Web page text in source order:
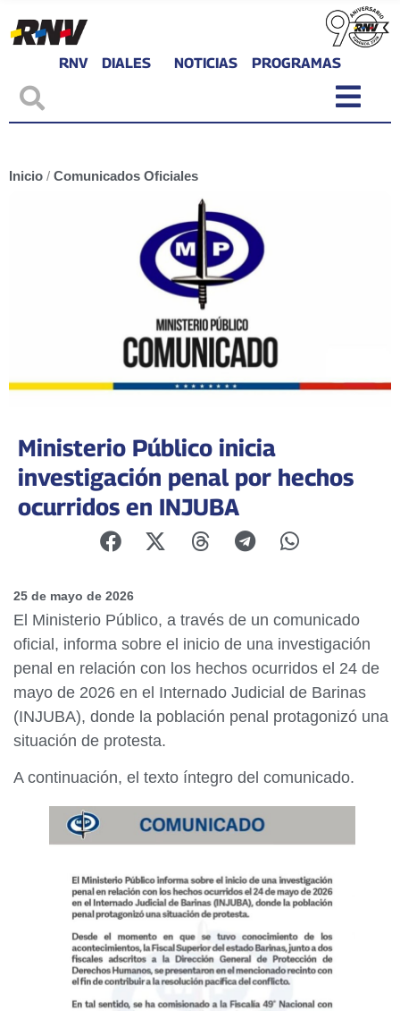
RNV DIALES NOTICIAS PROGRAMAS
Inicio / Comunicados Oficiales
Ministerio Público inicia
investigación penal por hechos
ocurridos en INJUBA
25 de mayo de 2026
El Ministerio Público, a través de un comunicado
oficial, informa sobre el inicio de una investigación
penal en relación con los hechos ocurridos el 24 de
mayo de 2026 en el Internado Judicial de Barinas
(INJUBA), donde la población penal protagonizó una
situación de protesta.
A continuación, el texto íntegro del comunicado.